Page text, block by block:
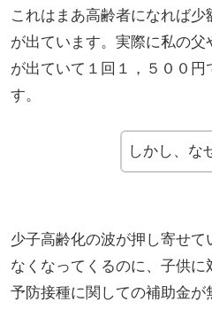
これはまあ高齢者になれば
が出ています。実際に私の
が出ていて１回１，５００
す。
しかし、な
少子高齢化の波が押し寄せ
なくなってくるのに、子供
予防接種に関しての補助金